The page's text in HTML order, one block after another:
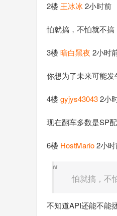
2楼 王冰冰 2小时前
怕就搞，不怕就不搞
3楼 暗白黑夜 2小时
你想为了未来可能
4楼 gyjys430432小
现在翻车多数是SP
6楼 HostMario2小
怕就搞，不
不知道API还能不能